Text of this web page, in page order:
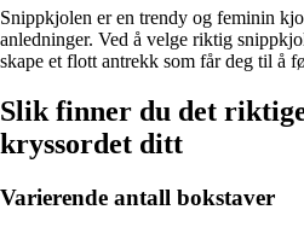
Snippkjolen er en trendy og feminin
anledninger. Ved å velge riktig
skape et flott antrekk som får deg til å
Slik finner du det
kryssordet ditt
Varierende antall bokstaver